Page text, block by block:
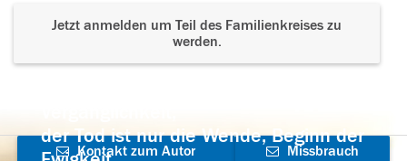
Jetzt anmelden um Teil des Familienkreises zu
werden.
der Tod ist nur die Wende, Beginn der
Kontakt zum Autor Missbrauch